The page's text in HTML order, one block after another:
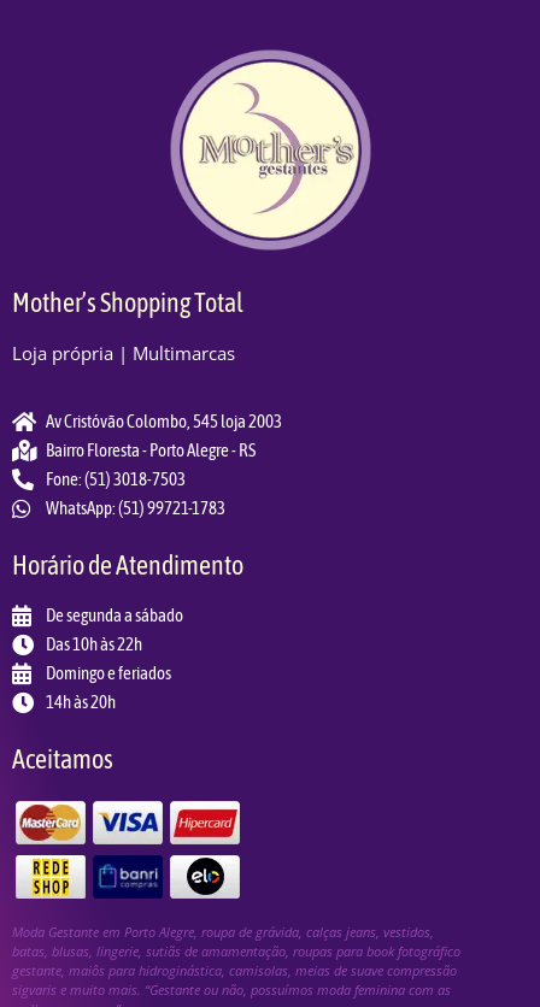
Mother’s Shopping Total
Loja própria | Multimarcas
Av Cristóvão Colombo, 545 loja 2003
Bairro Floresta - Porto Alegre - RS
Fone: (51) 3018-7503
WhatsApp: (51) 99721-1783
Horário de Atendimento
De segunda a sábado
Das 10h às 22h
Domingo e feriados
14h às 20h
Aceitamos
Moda Gestante em Porto Alegre, roupa de grávida, calças jeans, vestidos,
batas, blusas, lingerie, sutiãs de amamentação, roupas para book fotográfico
gestante, maiôs para hidroginástica, camisolas, meias de suave compressão
sigvaris e muito mais. “Gestante ou não, possuímos moda feminina com as